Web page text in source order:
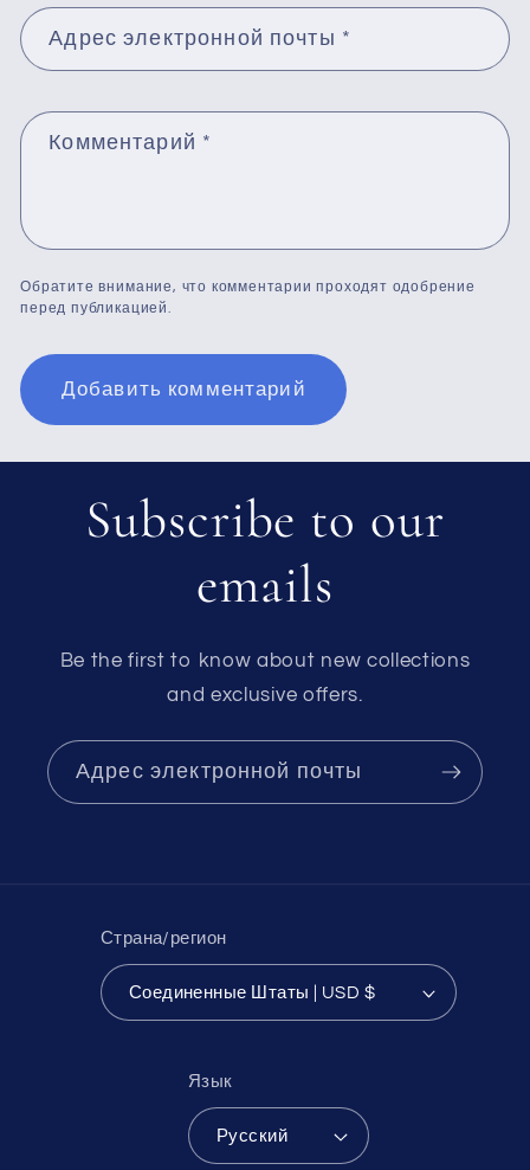
Адрес электронной почты *
Комментарий *
Обратите внимание, что комментарии проходят одобрение
перед публикацией.
Subscribe to our
emails
Be the first to know about new collections
and exclusive offers.
Адрес электронной почты
Страна/регион
Соединенные Штаты | USD $
Язык
Русский